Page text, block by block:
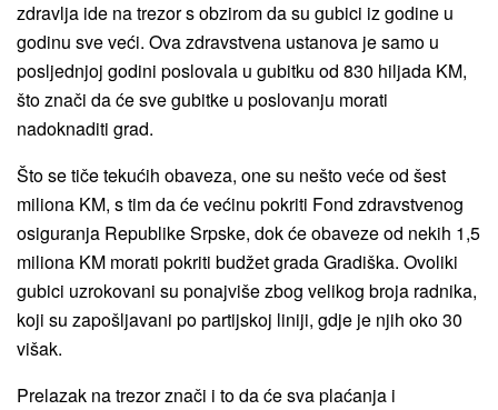
zdravlja ide na trezor s obzirom da su gubici iz godine u
godinu sve veći. Ova zdravstvena ustanova je samo u
posljednjoj godini poslovala u gubitku od 830 hiljada KM,
što znači da će sve gubitke u poslovanju morati
nadoknaditi grad.
Što se tiče tekućih obaveza, one su nešto veće od šest
miliona KM, s tim da će većinu pokriti Fond zdravstvenog
osiguranja Republike Srpske, dok će obaveze od nekih 1,5
miliona KM morati pokriti budžet grada Gradiška. Ovoliki
gubici uzrokovani su ponajviše zbog velikog broja radnika,
koji su zapošljavani po partijskoj liniji, gdje je njih oko 30
višak.
Prelazak na trezor znači i to da će sva plaćanja i